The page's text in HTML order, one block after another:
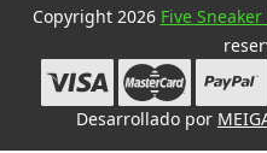
Copyright 2026 Five Sneaker
Desarrollado por